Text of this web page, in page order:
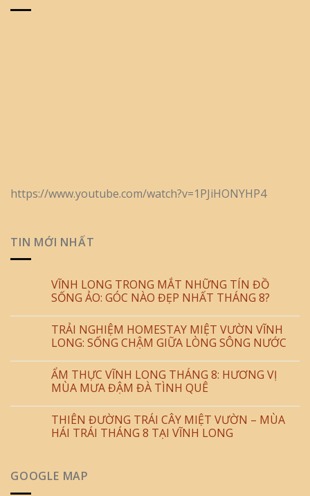
https://www.youtube.com/watch?v=1PJiHONYHP4
TIN MỚI NHẤT
VĨNH LONG TRONG MẮT NHỮNG TÍN ĐỒ
SỐNG ẢO: GÓC NÀO ĐẸP NHẤT THÁNG 8?
TRẢI NGHIỆM HOMESTAY MIỆT VƯỜN VĨNH
LONG: SỐNG CHẬM GIỮA LÒNG SÔNG NƯỚC
ẨM THỰC VĨNH LONG THÁNG 8: HƯƠNG VỊ
MÙA MƯA ĐẬM ĐÀ TÌNH QUÊ
THIÊN ĐƯỜNG TRÁI CÂY MIỆT VƯỜN – MÙA
HÁI TRÁI THÁNG 8 TẠI VĨNH LONG
GOOGLE MAP